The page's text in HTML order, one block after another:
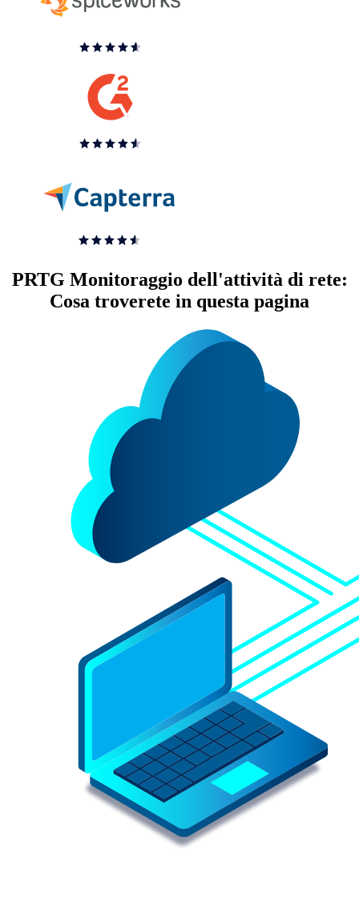
PRTG Monitoraggio dell'attività di rete:
Cosa troverete in questa pagina